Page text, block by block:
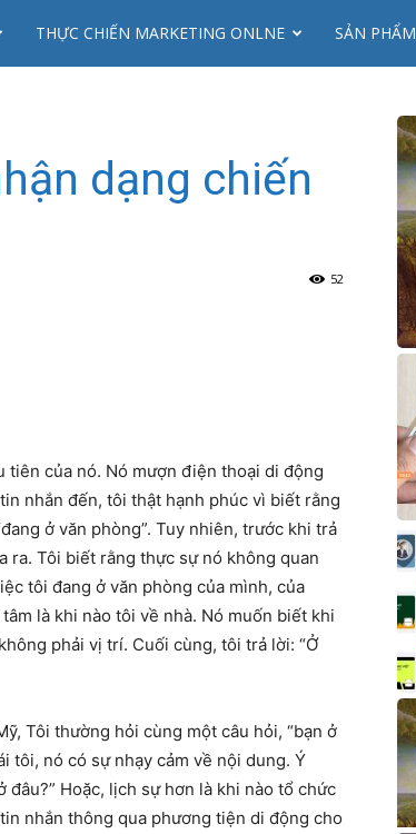
THỰC CHIẾN MARKETING ONLNE SẢN PHẨM
dạng chiến
52
tiên của nó. Nó mượn điện thoại di động
nhắn đến, tôi thật hạnh phúc vì biết rằng
ở văn phòng”. Tuy nhiên, trước khi trả
ra. Tôi biết rằng thực sự nó không quan
tôi đang ở văn phòng của mình, của
là khi nào tôi về nhà. Nó muốn biết khi
phải vị trí. Cuối cùng, tôi trả lời: “Ở
Tôi thường hỏi cùng một câu hỏi, “bạn ở
tôi, nó có sự nhạy cảm về nội dung. Ý
Hoặc, lịch sự hơn là khi nào tổ chức
nhắn thông qua phương tiện di động cho